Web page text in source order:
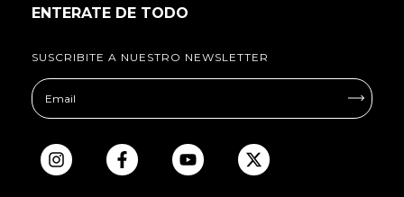
ENTERATE DE TODO
SUSCRIBITE A NUESTRO NEWSLETTER